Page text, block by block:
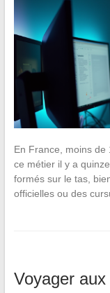
En France, moins de
ce métier il y a
formés sur le tas,
officielles ou des
Voyager